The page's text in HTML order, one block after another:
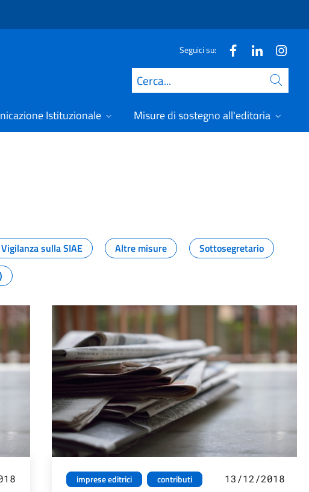
Seguici su:
Cerca
Istituzionale Misure di sostegno all'editoria
Vigilanza sulla SIAE Altre misure
Sottosegretario
imprese editrici
contributi
13/12/2018